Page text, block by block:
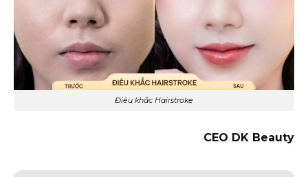
Điêu khắc Hairstroke
CEO DK Beauty